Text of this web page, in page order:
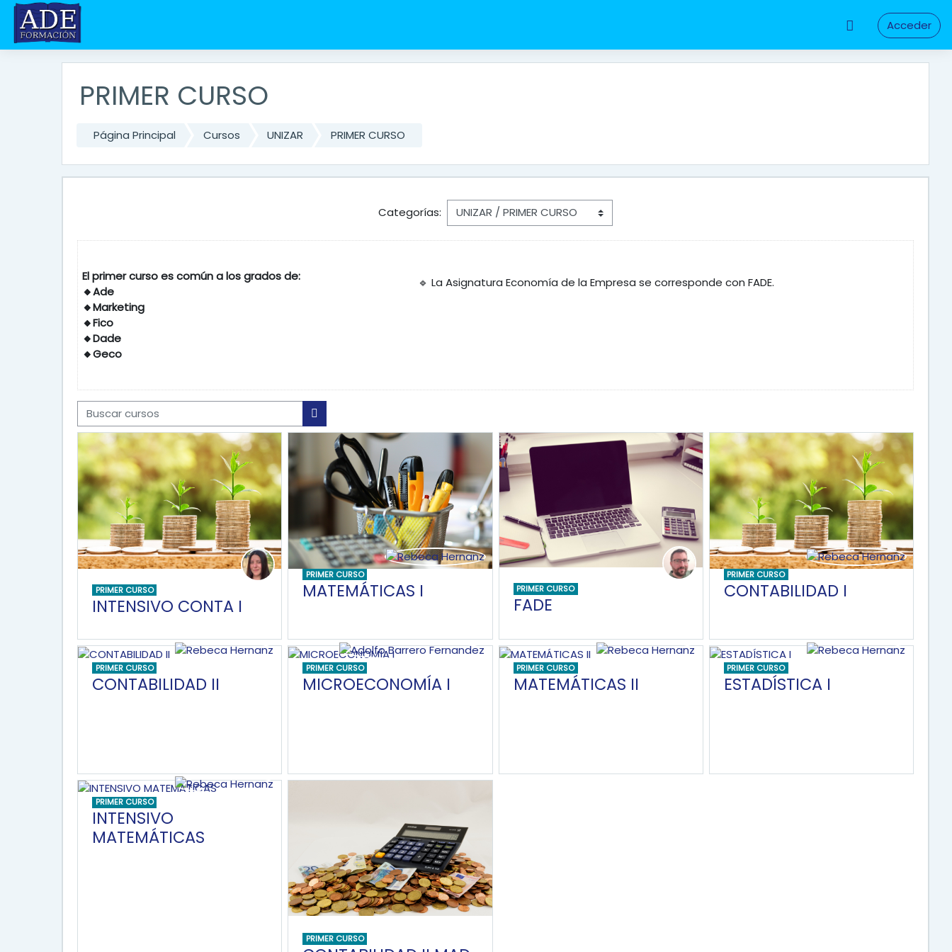
Acceder
Salta al contenido principal
PRIMER CURSO
Página Principal Cursos UNIZAR PRIMER CURSO
Categorías:
El primer curso es común a los grados de:
🔸Ade
🔸Marketing
🔸Fico
🔸Dade
🔸Geco
🔹 La Asignatura Economía de la Empresa se corresponde con FADE.
Buscar cursos
Buscar cursos
PRIMER CURSO
INTENSIVO CONTA I
PRIMER CURSO
MATEMÁTICAS I PRIMER CURSO
FADE
PRIMER CURSO
CONTABILIDAD I
PRIMER CURSO
CONTABILIDAD II
PRIMER CURSO
MICROECONOMÍA I
PRIMER CURSO
MATEMÁTICAS II
PRIMER CURSO
ESTADÍSTICA I
PRIMER CURSO
INTENSIVO
MATEMÁTICAS
PRIMER CURSO